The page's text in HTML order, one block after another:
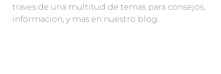
traves de una multitud de temas para consejos,
informacion, y mas en nuestro blog.